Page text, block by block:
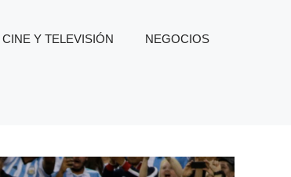
CINE Y TELEVISIÓN NEGOCIOS